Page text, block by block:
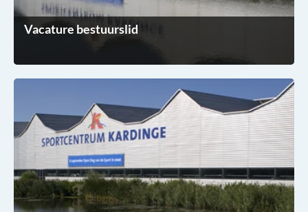
Vacature bestuurslid